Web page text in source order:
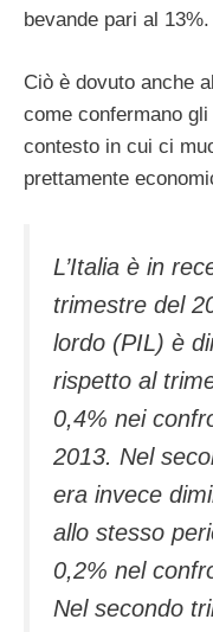
bevande pari al 13%.
Ciò è dovuto anche
come confermano gli
contesto in cui ci
prettamente
L’Italia è in
trimestre del
lordo (PIL) è
rispetto al
0,4% nei
2013. Nel
era invece
allo stesso
0,2% nel
Nel secondo